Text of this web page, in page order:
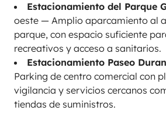
Estacionamiento del Parque
oeste — Amplio aparcamiento al
parque, con espacio suficiente
recreativos y acceso a sanitarios.
Estacionamiento Paseo
Parking de centro comercial con
vigilancia y servicios cercanos
tiendas de suministros.